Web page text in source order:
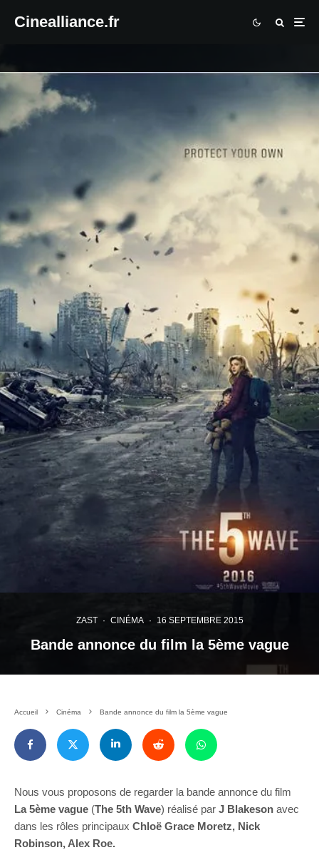
Cinealliance.fr
ZAST · CINÉMA · 16 SEPTEMBRE 2015
Bande annonce du film la 5ème vague
Accueil Cinéma Bande annonce du film la 5ème vague
Nous vous proposons de regarder la bande annonce du film
La 5ème vague (The 5th Wave) réalisé par J Blakeson avec
dans les rôles principaux Chloë Grace Moretz, Nick
Robinson, Alex Roe.